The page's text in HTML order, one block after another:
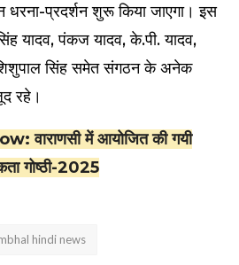
धरना-प्रदर्शन शुरू किया जाएगा। इस
यादव, पंकज यादव, के.पी. यादव,
सिंह समेत संगठन के अनेक
रहे।
वाराणसी में आयोजित की गयी
गोष्ठी-2025
hindi news